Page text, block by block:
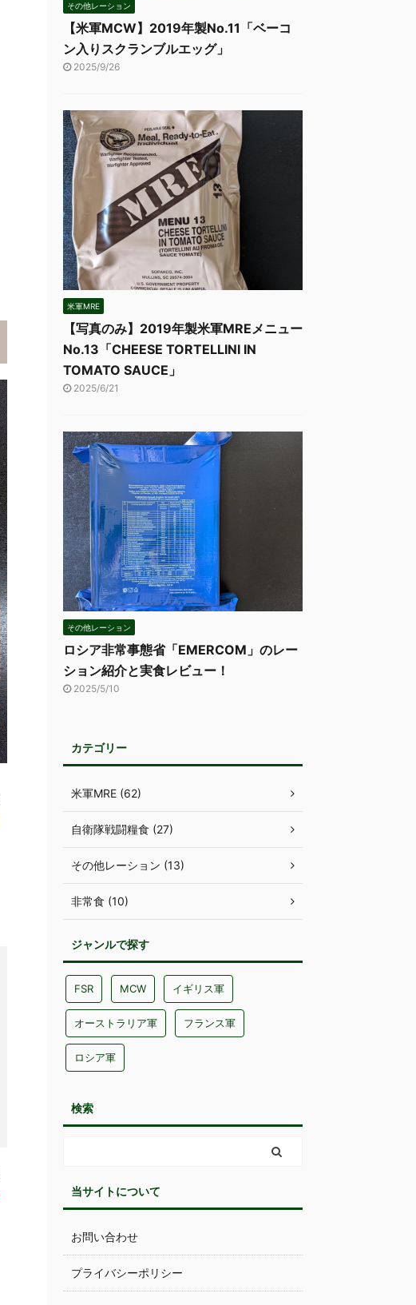
その他レーション
【米軍MCW】2019年製No.11「ベーコ
ン入りスクランブルエッグ」
2025/9/26
米軍MRE
【写真のみ】2019年製米軍MREメニュー
No.13「CHEESE TORTELLINI IN
TOMATO SAUCE」
2025/6/21
その他レーション
ロシア非常事態省「EMERCOM」のレー
ション紹介と実食レビュー！
2025/5/10
カテゴリー
米軍MRE (62)
自衛隊戦闘糧食 (27)
その他レーション (13)
非常食 (10)
ジャンルで探す
FSR MCW イギリス軍
オーストラリア軍 フランス軍
ロシア軍
検索
当サイトについて
お問い合わせ
プライバシーポリシー